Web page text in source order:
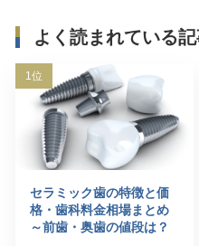
よく読まれている
セラミック歯の特徴と価
格・歯科料金相場まとめ
～前歯・奥歯の値段は？